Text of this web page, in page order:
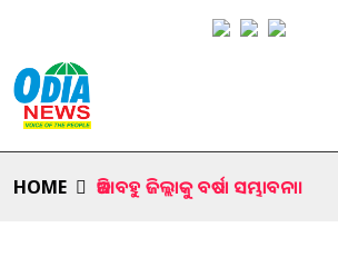
HOME ଆଜି ବହୁ ଜିଲ୍ଲାକୁ ବର୍ଷା ସମ୍ଭାବନା।